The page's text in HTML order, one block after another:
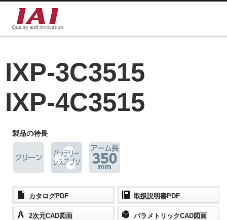
IXP-3C3515
IXP-4C3515
製品の特長
カタログPDF
2次元CAD図面
取扱説明書PDF
パラメトリックCAD図面